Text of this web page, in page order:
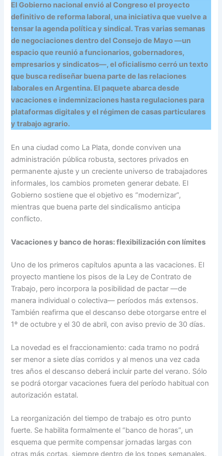
El Gobierno nacional envió al Congreso el proyecto
definitivo de reforma laboral, una iniciativa que vuelve a
tensar la agenda política y sindical. Tras varias semanas
de negociaciones dentro del Consejo de Mayo —un
espacio que reunió a funcionarios, gobernadores,
empresarios y sindicatos—, el oficialismo cerró un texto
que busca rediseñar buena parte de las relaciones
laborales en Argentina. El paquete abarca desde
vacaciones e indemnizaciones hasta regulaciones para
plataformas digitales y el régimen de casas particulares
y trabajo agrario.
En una ciudad como La Plata, donde conviven una
administración pública robusta, sectores privados en
permanente ajuste y un creciente universo de trabajadores
informales, los cambios prometen generar debate. El
Gobierno sostiene que el objetivo es “modernizar”,
mientras que buena parte del sindicalismo anticipa
conflicto.
Vacaciones y banco de horas: flexibilización con límites
Uno de los primeros capítulos apunta a las vacaciones. El
proyecto mantiene los pisos de la Ley de Contrato de
Trabajo, pero incorpora la posibilidad de pactar —de
manera individual o colectiva— períodos más extensos.
También reafirma que el descanso debe otorgarse entre el
1º de octubre y el 30 de abril, con aviso previo de 30 días.
La novedad es el fraccionamiento: cada tramo no podrá
ser menor a siete días corridos y al menos una vez cada
tres años el descanso deberá incluir parte del verano. Sólo
se podrá otorgar vacaciones fuera del período habitual con
autorización estatal.
La reorganización del tiempo de trabajo es otro punto
fuerte. Se habilita formalmente el “banco de horas”, un
esquema que permite compensar jornadas largas con